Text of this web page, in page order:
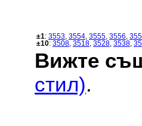
±1: 3553 3554 3555 3556
±10: 3508 3518 3528 3538
Вижте
стил).